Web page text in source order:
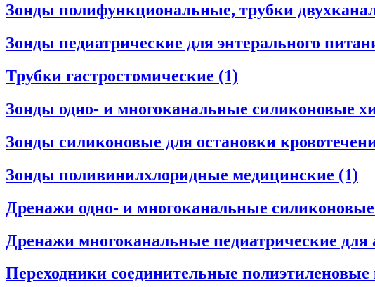
Зонды полифункциональные, трубки
Зонды педиатрические для энтерального
Трубки гастростомические (1)
Зонды одно- и многоканальные силиконовые
Зонды силиконовые для остановки
Зонды поливинилхлоридные медицинские (1)
Дренажи одно- и многоканальные
Дренажи многоканальные педиатрические
Переходники соединительные